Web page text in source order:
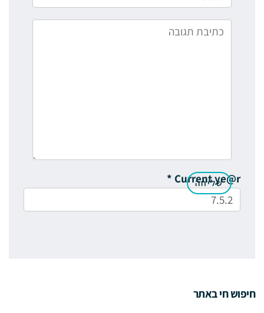
Current ye@r
*
חיפוש חי באתר